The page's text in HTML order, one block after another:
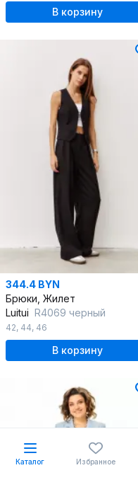
В корзину
344.4 BYN
Брюки, Жилет
Luitui R4069 черный
42, 44, 46
В корзину
Каталог Избранное